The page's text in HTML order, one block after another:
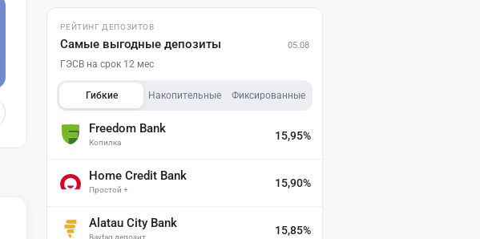
РЕЙТИНГ ДЕПОЗИТОВ
Самые выгодные депозиты 05.08
ГЭСВ на срок 12 мес
Гибкие Накопительные Фиксированные
Freedom Bank
Копилка
15,95%
Home Credit Bank
Простой +
15,90%
Alatau City Bank
Baytaq депозит
15,85%